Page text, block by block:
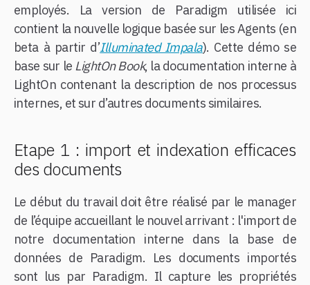
employés. La version de Paradigm utilisée ici
contient la nouvelle logique basée sur les Agents (en
beta à partir d’Illuminated Impala). Cette démo se
base sur le LightOn Book, la documentation interne à
LightOn contenant la description de nos processus
internes, et sur d’autres documents similaires.
Etape 1 : import et indexation efficaces
des documents
Le début du travail doit être réalisé par le manager
de l’équipe accueillant le nouvel arrivant : l'import de
notre documentation interne dans la base de
données de Paradigm. Les documents importés
sont lus par Paradigm. Il capture les propriétés